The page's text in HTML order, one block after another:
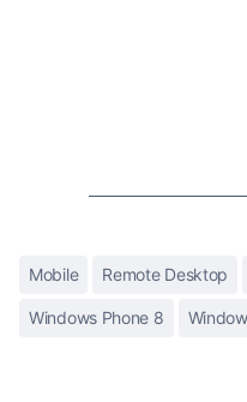
Mobile Remote Desktop
Windows Phone 8